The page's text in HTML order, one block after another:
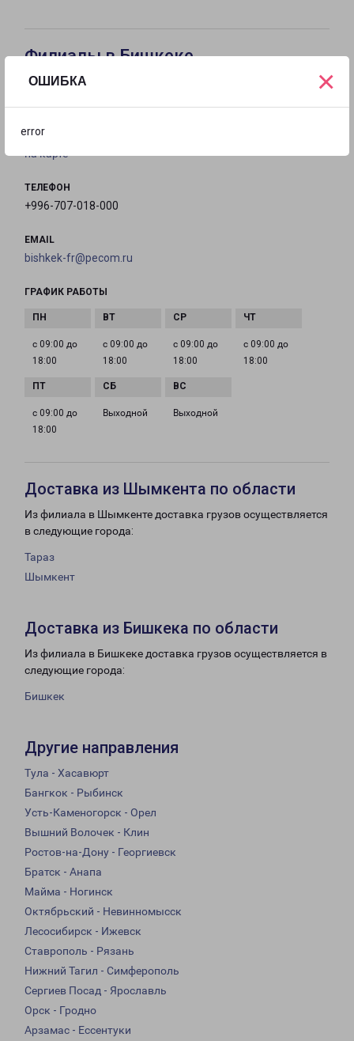
ОШИБКА
error
×
Филиалы в Бишкеке
на карте
ТЕЛЕФОН
+996-707-018-000
EMAIL
bishkek-fr@pecom.ru
ГРАФИК РАБОТЫ
с 09:00 до
18:00
с 09:00 до
18:00
с 09:00 до
18:00
с 09:00 до
18:00
с 09:00 до
18:00
Выходной Выходной
Доставка из Шымкента по области
Из филиала в Шымкенте доставка грузов осуществляется
в следующие города:
Тараз
Шымкент
Доставка из Бишкека по области
Из филиала в Бишкеке доставка грузов осуществляется в
следующие города:
Бишкек
Другие направления
Тула - Хасавюрт
Бангкок - Рыбинск
Усть-Каменогорск - Орел
Вышний Волочек - Клин
Ростов-на-Дону - Георгиевск
Братск - Анапа
Майма - Ногинск
Октябрьский - Невинномысск
Лесосибирск - Ижевск
Ставрополь - Рязань
Нижний Тагил - Симферополь
Сергиев Посад - Ярославль
Орск - Гродно
Арзамас - Ессентуки